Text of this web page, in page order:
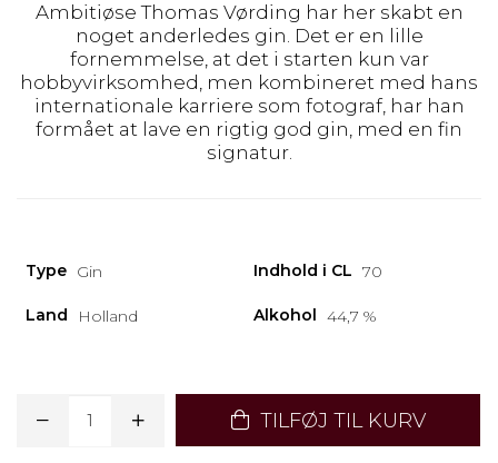
Ambitiøse Thomas Vørding har her skabt en
noget anderledes gin. Det er en lille
fornemmelse, at det i starten kun var
hobbyvirksomhed, men kombineret med hans
internationale karriere som fotograf, har han
formået at lave en rigtig god gin, med en fin
signatur.
Type Gin Indhold i CL 70
Land Holland Alkohol 44,7 %
TILFØJ TIL KURV